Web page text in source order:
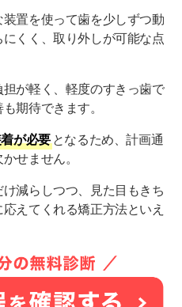
置を使って歯を少しずつ動
くく、取り外しが可能な点
が軽く、軽度のすきっ歯で
期待できます。
が必要 となるため、計画通
せません。
減らしつつ、見た目もきち
えてくれる矯正方法といえ